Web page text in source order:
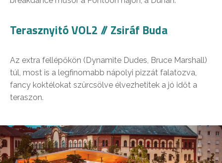
Terasznyitó VOL2 // Zsiráf Buda
Az extra fellépőkön (Dynamite Dudes, Bruce Marshall)
túl, most is a legfinomabb nápolyi pizzát falatozva,
fancy koktélokat szürcsölve élvezhetitek a jó időt a
teraszon.